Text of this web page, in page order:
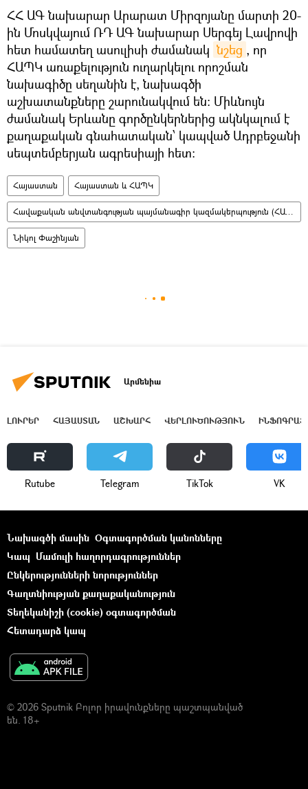
ՀՀ ԱԳ նախարար Արարատ Միրզոյանը մարտի 20-
ին Մոսկվայում ՌԴ ԱԳ նախարար Սերգեյ Լավրովի
հետ համատեղ ասուլիսի ժամանակ նշեց , որ
ՀԱՊԿ առաքելություն ուղարկելու որոշման
նախագիծը սեղանին է, նախագծի
աշխատանքները շարունակվում են: Միևնույն
ժամանակ Երևանը գործընկերներից ակնկալում է
քաղաքական գնահատական՝ կապված Ադրբեջանի
սեպտեմբերյան ագրեսիայի հետ:
Հայաստան Հայաստան և ՀԱՊԿ
Հավաքական անվտանգության պայմանագիր կազմակերպություն (ՀԱՊԿ)
Նիկոլ Փաշինյան
Արմենիա
ԼՈՒՐԵՐ ՀԱՅԱՍՏԱՆ ԱՇԽԱՐՀ ՎԵՐԼՈՒԾՈՒԹՅՈՒՆ
Rutube Telegram ТikТоk VK
Նախագծի մասին Օգտագործման կանոնները
Կապ Մամուլի հաղորդագրություններ
Ընկերությունների նորություններ
Գաղտնիության քաղաքականություն
Տեղեկանիշի (cookie) օգտագործման
Հետադարձ կապ
© 2026 Sputnik Բոլոր իրավունքները պաշտպանված
են. 18+